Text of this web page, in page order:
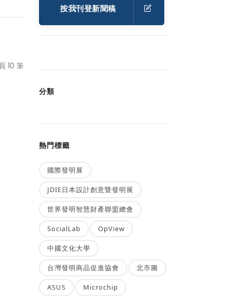
10 筆
按我刊登新聞稿
分類
熱門標籤
國際發明展
JDIE日本設計創意暨發明展
世界發明智慧財產聯盟總會
SocialLab OpView
中國文化大學
台灣發明商品促進協會 北市圖
ASUS Microchip